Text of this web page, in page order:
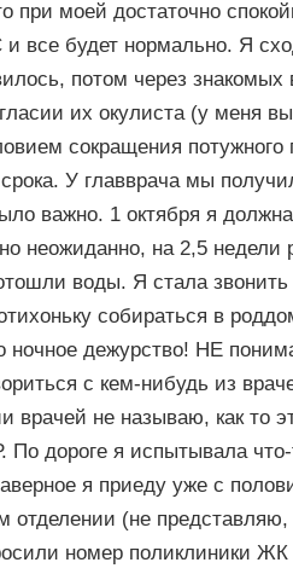
при моей достаточно
все будет нормально. Я
потом через
их окулиста (у меня
сокращения потужного
У главврача мы
важно. 1 октября я
неожиданно, на 2,5 недели
воды. Я стала
собираться в
ночное дежурство! НЕ
с кем-нибудь из
не называю, как то
По дороге я испытывала
я приеду уже с
(не представляю,
номер поликлиники